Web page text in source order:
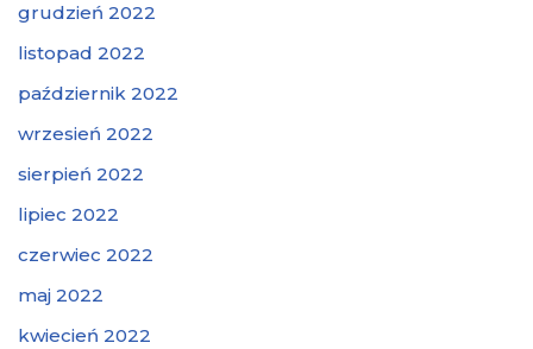
grudzień 2022
listopad 2022
październik 2022
wrzesień 2022
sierpień 2022
lipiec 2022
czerwiec 2022
maj 2022
kwiecień 2022